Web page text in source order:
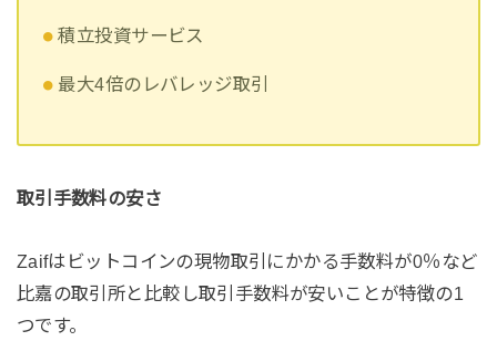
積立投資サービス
最大4倍のレバレッジ取引
取引手数料の安さ
Zaifはビットコインの現物取引にかかる手数料が0％など
比嘉の取引所と比較し取引手数料が安いことが特徴の1
つです。